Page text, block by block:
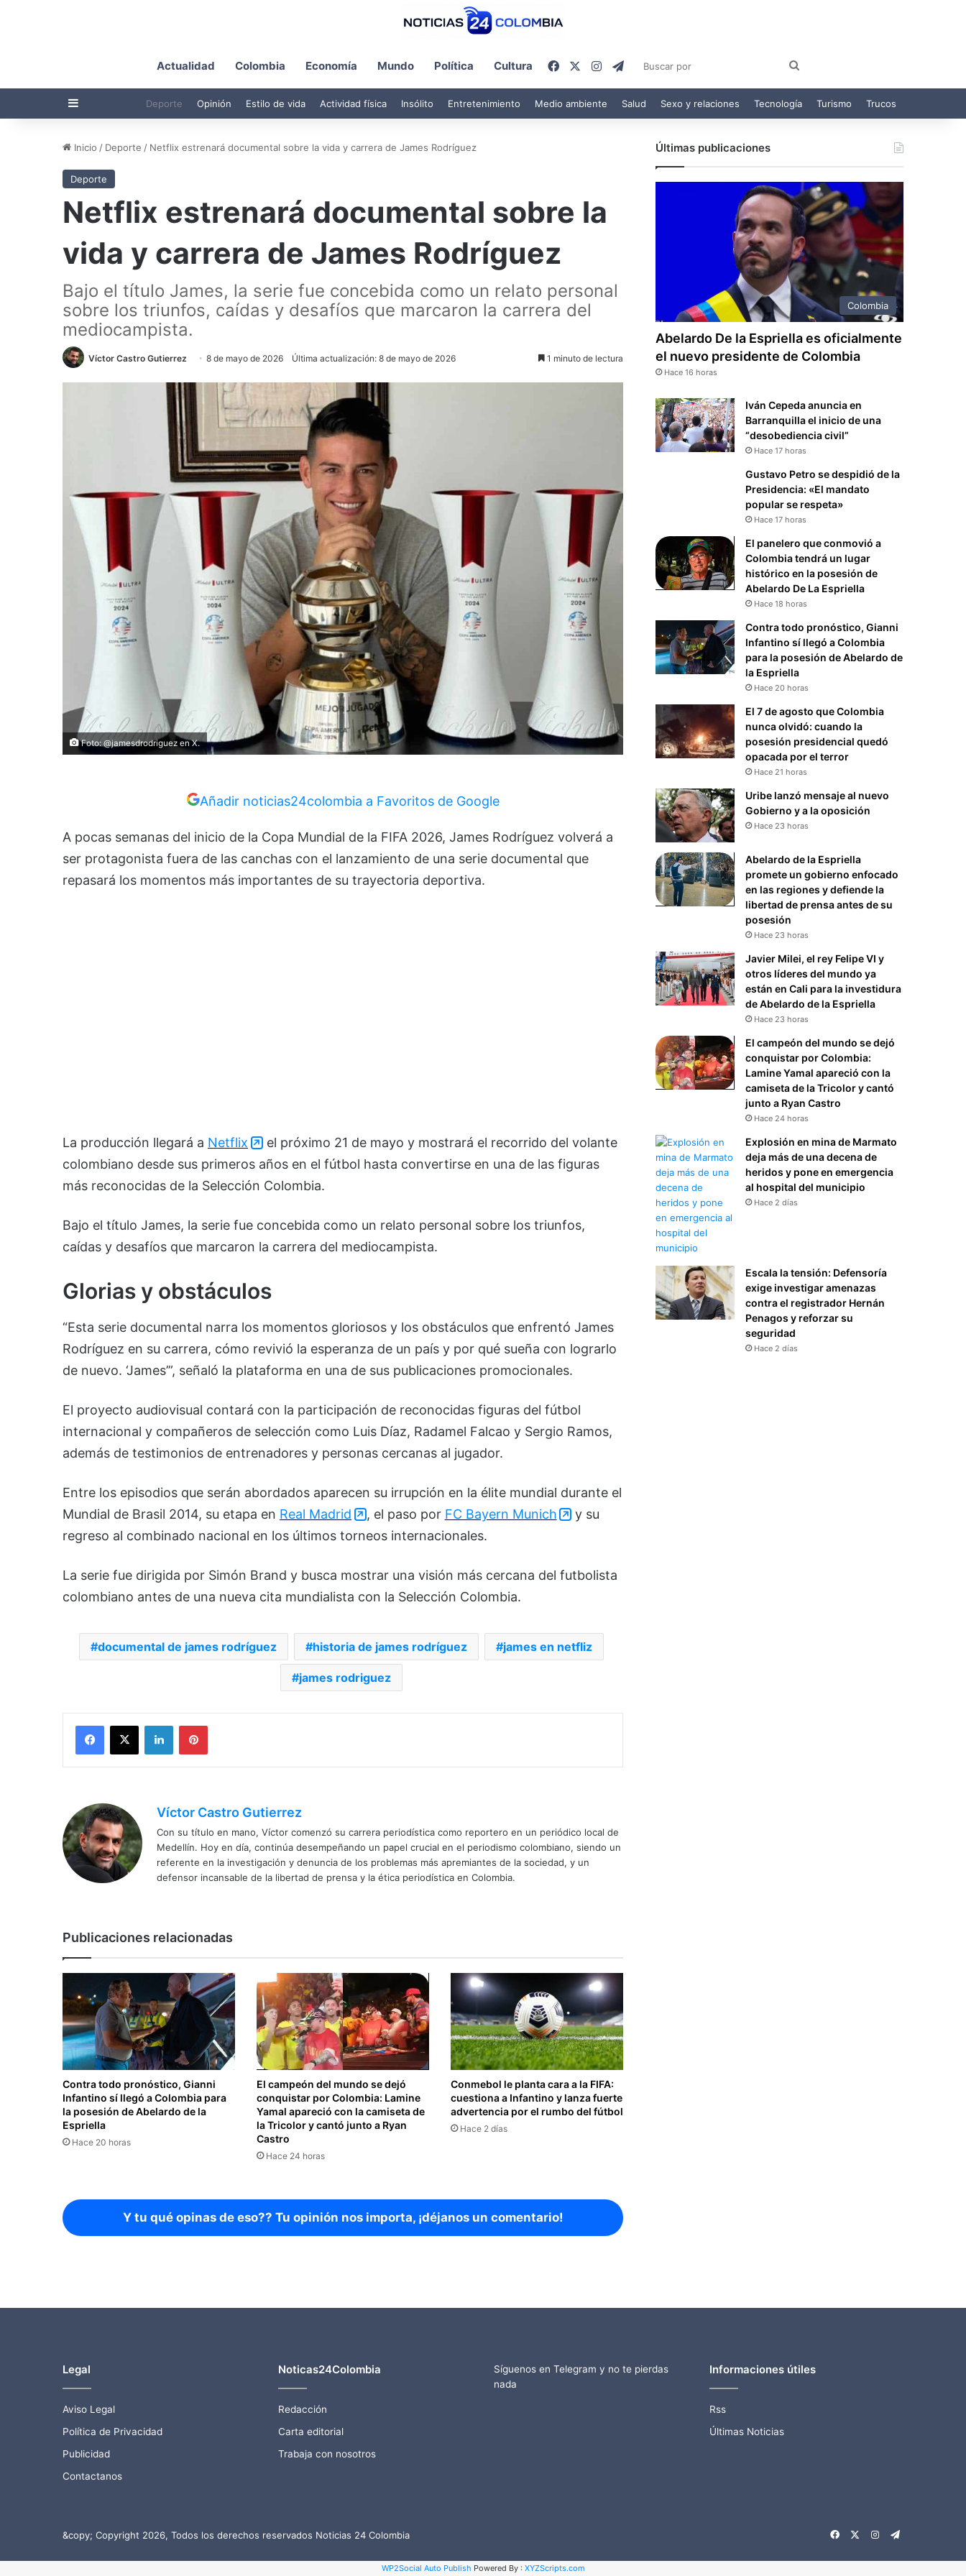
Actualidad Colombia Economía Mundo Política Cultura FacebookInstagram
Telegram
por
Barra lateral Deporte Opinión Estilo de vida Actividad física Insólito Entretenimiento Medio ambiente Salud Sexo y relaciones Tecnología Turismo Trucos
Inicio / Deporte / Netflix estrenará documental sobre la vida y carrera de James Rodríguez
Deporte
Netflix estrenará documental sobre la
vida y carrera de James Rodríguez
Bajo el título James, la serie fue concebida como un relato personal
sobre los triunfos, caídas y desafíos que marcaron la carrera del
mediocampista.
Víctor Castro Gutierrez 8 de mayo de 2026 Última actualización: 8 de mayo de 2026 1 minuto de lectura
Foto: @jamesdrodriguez en X.
Añadir noticias24colombia a Favoritos de Google
A pocas semanas del inicio de la Copa Mundial de la FIFA 2026, James Rodríguez volverá a
ser protagonista fuera de las canchas con el lanzamiento de una serie documental que
repasará los momentos más importantes de su trayectoria deportiva.
La producción llegará a Netflix
el próximo 21 de mayo y mostrará el recorrido del volante
colombiano desde sus primeros años en el fútbol hasta convertirse en una de las figuras
más reconocidas de la Selección Colombia.
Bajo el título James, la serie fue concebida como un relato personal sobre los triunfos,
caídas y desafíos que marcaron la carrera del mediocampista.
Glorias y obstáculos
“Esta serie documental narra los momentos gloriosos y los obstáculos que enfrentó James
Rodríguez en su carrera, cómo revivió la esperanza de un país y por qué sueña con lograrlo
de nuevo. ‘James’”, señaló la plataforma en una de sus publicaciones promocionales.
El proyecto audiovisual contará con la participación de reconocidas figuras del fútbol
internacional y compañeros de selección como Luis Díaz, Radamel Falcao y Sergio Ramos,
además de testimonios de entrenadores y personas cercanas al jugador.
Entre los episodios que serán abordados aparecen su irrupción en la élite mundial durante el
Mundial de Brasil 2014, su etapa en Real Madrid , el paso por FC Bayern Munich
y su
regreso al combinado nacional en los últimos torneos internacionales.
La serie fue dirigida por Simón Brand y busca mostrar una visión más cercana del futbolista
colombiano antes de una nueva cita mundialista con la Selección Colombia.
documental de james rodríguez historia de james rodríguez james en netfliz
james rodriguez
Facebook
X LinkedInPinterest
Víctor Castro Gutierrez
Con su título en mano, Víctor comenzó su carrera periodística como reportero en un periódico local de
Medellín. Hoy en día, continúa desempeñando un papel crucial en el periodismo colombiano, siendo un
referente en la investigación y denuncia de los problemas más apremiantes de la sociedad, y un
defensor incansable de la libertad de prensa y la ética periodística en Colombia.
Publicaciones relacionadas
Contra todo pronóstico, Gianni
Infantino sí llegó a Colombia para
la posesión de Abelardo de la
Espriella
Hace 20 horas
El campeón del mundo se dejó
conquistar por Colombia: Lamine
Yamal apareció con la camiseta de
la Tricolor y cantó junto a Ryan
Castro
Hace 24 horas
Conmebol le planta cara a la FIFA:
cuestiona a Infantino y lanza fuerte
advertencia por el rumbo del fútbol
Hace 2 días
Y tu qué opinas de eso?? Tu opinión nos importa, ¡déjanos un comentario!
Últimas publicaciones
Colombia
Abelardo De la Espriella es oficialmente
el nuevo presidente de Colombia
Hace 16 horas
Iván Cepeda anuncia en
Barranquilla el inicio de una
“desobediencia civil”
Hace 17 horas
Gustavo Petro se despidió de la
Presidencia: «El mandato
popular se respeta»
Hace 17 horas
El panelero que conmovió a
Colombia tendrá un lugar
histórico en la posesión de
Abelardo De La Espriella
Hace 18 horas
Contra todo pronóstico, Gianni
Infantino sí llegó a Colombia
para la posesión de Abelardo de
la Espriella
Hace 20 horas
El 7 de agosto que Colombia
nunca olvidó: cuando la
posesión presidencial quedó
opacada por el terror
Hace 21 horas
Uribe lanzó mensaje al nuevo
Gobierno y a la oposición
Hace 23 horas
Abelardo de la Espriella
promete un gobierno enfocado
en las regiones y defiende la
libertad de prensa antes de su
posesión
Hace 23 horas
Javier Milei, el rey Felipe VI y
otros líderes del mundo ya
están en Cali para la investidura
de Abelardo de la Espriella
Hace 23 horas
El campeón del mundo se dejó
conquistar por Colombia:
Lamine Yamal apareció con la
camiseta de la Tricolor y cantó
junto a Ryan Castro
Hace 24 horas
Explosión en mina de Marmato
deja más de una decena de
heridos y pone en emergencia
al hospital del municipio
Hace 2 días
Escala la tensión: Defensoría
exige investigar amenazas
contra el registrador Hernán
Penagos y reforzar su
seguridad
Hace 2 días
Legal
Aviso Legal
Política de Privacidad
Publicidad
Contactanos
Noticas24Colombia
Redacción
Carta editorial
Trabaja con nosotros
Síguenos en Telegram y no te pierdas
nada
Informaciones útiles
Rss
Últimas Noticias
&copy; Copyright 2026, Todos los derechos reservados Noticias 24 Colombia Facebook
X InstagramTelegram
WP2Social Auto Publish Powered By : XYZScripts.com